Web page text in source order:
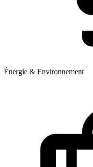
Énergie & Environnement